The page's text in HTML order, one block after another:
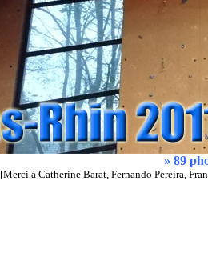
» 89
[Merci à Catherine Barat, Fernando Pereira,